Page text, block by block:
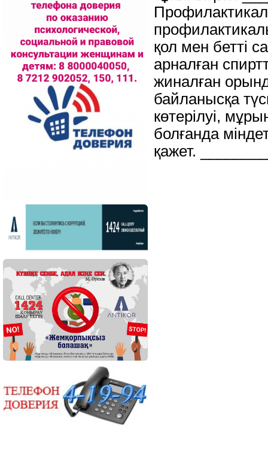
қол мен бетті
арналған
жиналған
байланысқа
көтерілуі,
болғанда
қажет.